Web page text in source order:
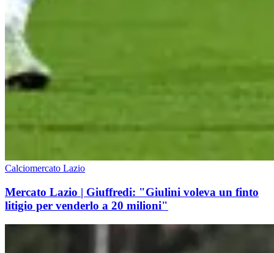
Calciomercato Lazio
Mercato Lazio | Giuffredi: "Giulini voleva un finto
litigio per venderlo a 20 milioni"